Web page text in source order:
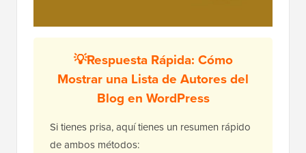
💡Respuesta Rápida: Cómo
Mostrar una Lista de Autores del
Blog en WordPress
Si tienes prisa, aquí tienes un resumen rápido
de ambos métodos: